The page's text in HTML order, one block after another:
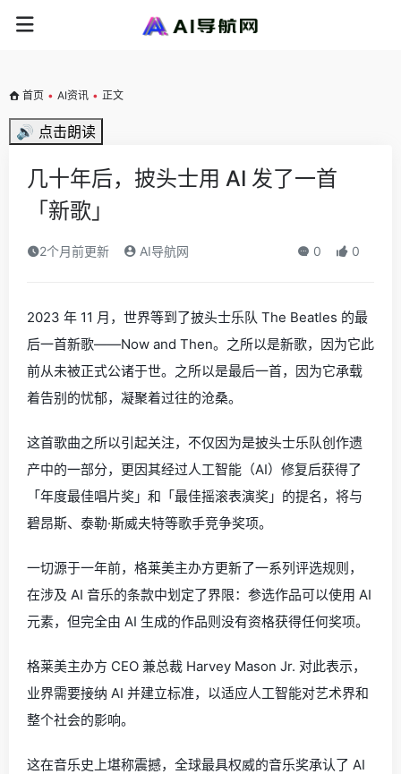
首页 • AI资讯 • 正文
🔊 点击朗读
几十年后，披头士用 AI 发了一首
「新歌」
2个月前更新 AI导航网 0 0
2023 年 11 月，世界等到了披头士乐队 The Beatles 的最
后一首新歌——Now and Then。之所以是新歌，因为它此
前从未被正式公诸于世。之所以是最后一首，因为它承载
着告别的忧郁，凝聚着过往的沧桑。
这首歌曲之所以引起关注，不仅因为是披头士乐队创作遗
产中的一部分，更因其经过人工智能（AI）修复后获得了
「年度最佳唱片奖」和「最佳摇滚表演奖」的提名，将与
碧昂斯、泰勒·斯威夫特等歌手竞争奖项。
一切源于一年前，格莱美主办方更新了一系列评选规则，
在涉及 AI 音乐的条款中划定了界限：参选作品可以使用 AI
元素，但完全由 AI 生成的作品则没有资格获得任何奖项。
格莱美主办方 CEO 兼总裁 Harvey Mason Jr. 对此表示，
业界需要接纳 AI 并建立标准，以适应人工智能对艺术界和
整个社会的影响。
这在音乐史上堪称震撼，全球最具权威的音乐奖承认了 AI